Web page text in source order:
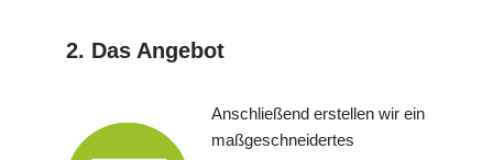
2. Das Angebot
Anschließend erstellen wir ein
maßgeschneidertes